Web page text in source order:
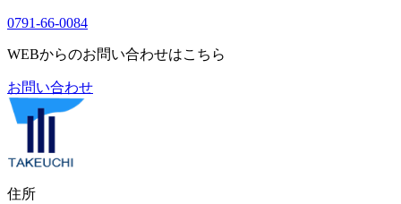
0791-66-0084
WEBからのお問い合わせはこちら
お問い合わせ
住所